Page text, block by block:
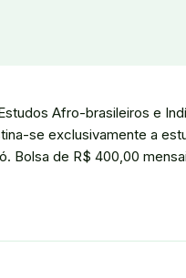
Afro-brasileiros e
se exclusivamente a
Bolsa de R$ 400,00